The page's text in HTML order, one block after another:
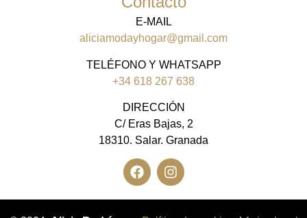
E-MAIL
aliciamodayhogar@gmail.com
TELÉFONO Y WHATSAPP
+34 618 267 638
DIRECCIÓN
C/ Eras Bajas, 2
18310. Salar. Granada